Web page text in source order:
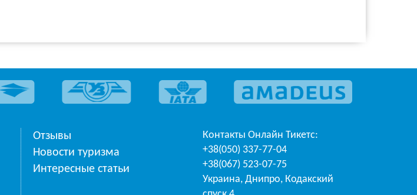
Отзывы
Новости туризма
Интересные статьи
Контакты Онлайн Тикетс:
+38(050) 337-77-04
+38(067) 523-07-75
Украина, Днипро, Кодакский